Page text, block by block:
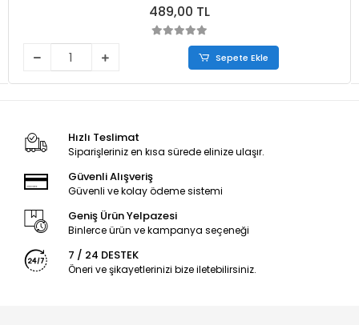
489,00 TL
Sepete Ekle
Hızlı Teslimat
Siparişleriniz en kısa sürede elinize ulaşır.
Güvenli Alışveriş
Güvenli ve kolay ödeme sistemi
Geniş Ürün Yelpazesi
Binlerce ürün ve kampanya seçeneği
7 / 24 DESTEK
Öneri ve şikayetlerinizi bize iletebilirsiniz.